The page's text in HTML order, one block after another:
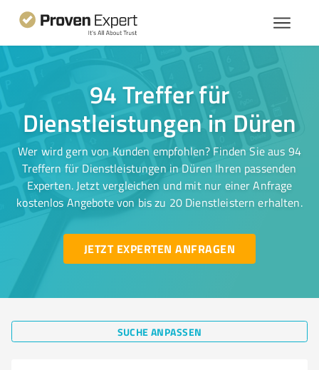
94 Treffer für
Dienstleistungen in Düren
Wer wird gern von Kunden empfohlen? Finden Sie aus 94
Treffern für Dienstleistungen in Düren Ihren passenden
Experten. Jetzt vergleichen und mit nur einer Anfrage
kostenlos Angebote von bis zu 20 Dienstleistern erhalten.
JETZT EXPERTEN ANFRAGEN
SUCHE ANPASSEN